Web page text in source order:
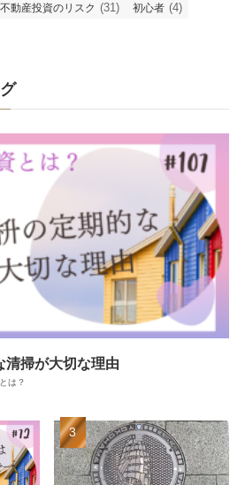
不動産投資のリスク (31) 初心者 (4)
清掃が大切な理由
は？